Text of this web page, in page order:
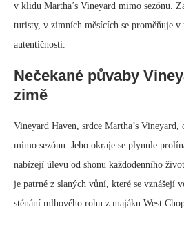
v klidu Martha’s Vineyard mimo sezónu.
turisty, v zimních měsících se proměňuje v
autentičnosti.
Nečekané půvaby
zimě
Vineyard Haven, srdce Martha’s
mimo sezónu. Jeho okraje se plynule
nabízejí úlevu od shonu každodenního
je patrné z slaných vůní, které se vznášejí
sténání mlhového rohu z majáku West